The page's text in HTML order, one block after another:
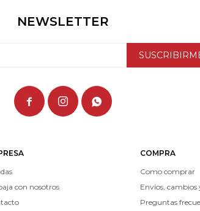
con nosotros
COMPRA
Como comprar
Envíos, cambios
Preguntas
NEWSLETTER
  